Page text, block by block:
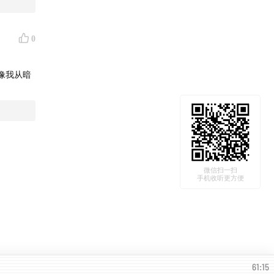
0
我从暗
微信扫一扫
手机收听更方便
61:15